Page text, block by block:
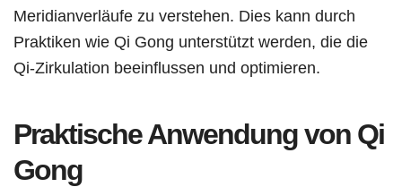
Meridianverläufe zu verstehen. Dies kann durch
Praktiken wie Qi Gong unterstützt werden, die die
Qi-Zirkulation beeinflussen und optimieren.
Praktische Anwendung von Qi
Gong